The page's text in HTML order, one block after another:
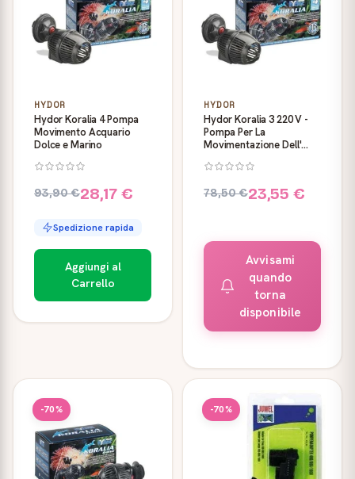
HYDOR
Hydor Koralia 4 Pompa
Movimento Acquario
Dolce e Marino
93,90 €28,17 €
Spedizione rapida
Aggiungi al
Carrello
HYDOR
Hydor Koralia 3 220 V -
Pompa Per La
Movimentazione Dell'
78,50 €23,55 €
Avvisami
quando
torna
disponibile
-70% -70%